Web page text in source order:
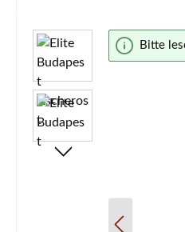
Bildergalerie überspringen
Bitte